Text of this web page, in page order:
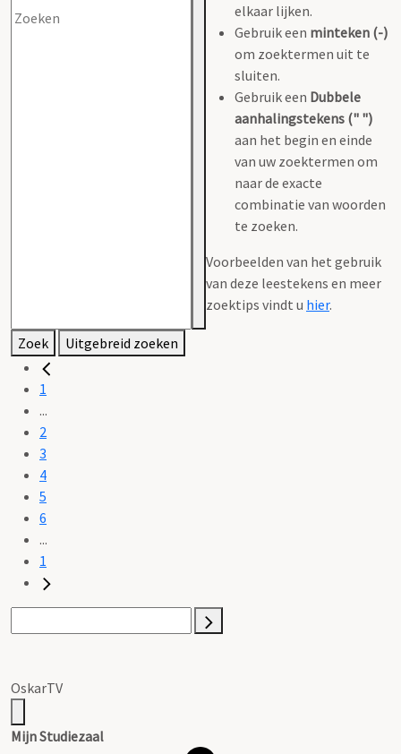
elkaar lijken.
Gebruik een minteken (-)
om zoektermen uit te
sluiten.
Gebruik een Dubbele
aanhalingstekens (" ")
aan het begin en einde
van uw zoektermen om
naar de exacte
combinatie van woorden
te zoeken.
Voorbeelden van het gebruik
van deze leestekens en meer
zoektips vindt u hier.
Zoek Uitgebreid zoeken
1
...
2
3
4
5
6
...
1
OskarTV
Mijn Studiezaal